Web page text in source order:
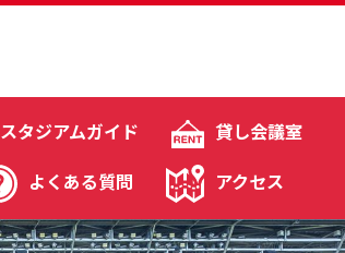
スタジアムガイド
貸し会議室
よくある質問 アクセス